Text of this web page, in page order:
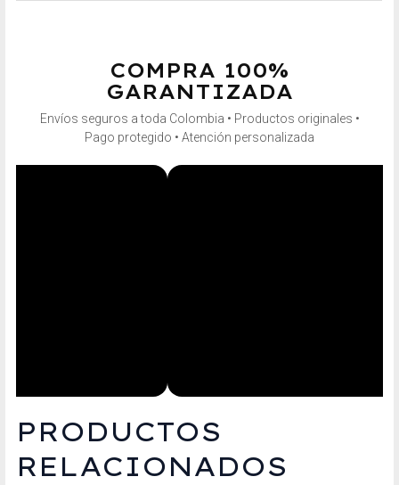
COMPRA 100%
GARANTIZADA
Envíos seguros a toda Colombia • Productos originales •
Pago protegido • Atención personalizada
PRODUCTOS
RELACIONADOS